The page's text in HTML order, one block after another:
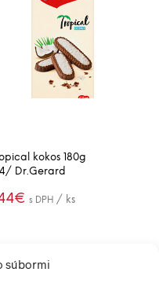
súbormi
kokos 180g
Dr.Gerard
€ s DPH / ks